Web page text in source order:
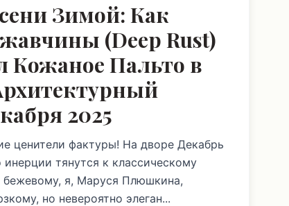
Зимой: Как
(Deep Rust)
Кожаное Пальто в
2025
ценители фактуры! На дворе Декабрь
тянутся к классическому
бежевому, я, Маруся Плюшкина,
но невероятно элеган...